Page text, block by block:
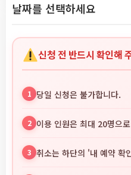
날짜를 선택하세요
신청 전 반드시 확인해
1 당일 신청은 불가합니다.
2 이용 인원은 최대 20명으
3 취소는 하단의 '내 예약 확